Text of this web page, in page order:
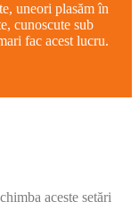
uneori plasăm în
cunoscute sub
fac acest lucru.
aceste setări